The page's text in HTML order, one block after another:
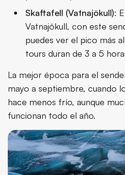
Skaftafell (Vatnajökull):
Vatnajökull, con este
puedes ver el pico más
tours duran de 3 a 5
La mejor época para el
mayo a septiembre, cuando
hace menos frío, aunque
funcionan todo el año.